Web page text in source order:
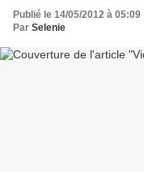
Publié le 14/05/2012 à 05:09
Par Selenie